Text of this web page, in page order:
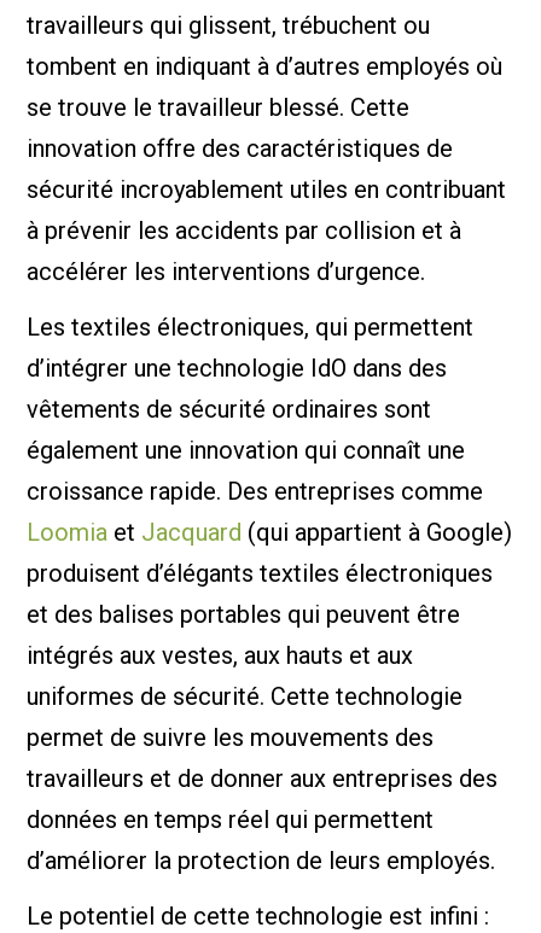
travailleurs qui glissent, trébuchent ou
tombent en indiquant à d’autres employés où
se trouve le travailleur blessé. Cette
innovation offre des caractéristiques de
sécurité incroyablement utiles en contribuant
à prévenir les accidents par collision et à
accélérer les interventions d’urgence.
Les textiles électroniques, qui permettent
d’intégrer une technologie IdO dans des
vêtements de sécurité ordinaires sont
également une innovation qui connaît une
croissance rapide. Des entreprises comme
Loomia et Jacquard (qui appartient à Google)
produisent d’élégants textiles électroniques
et des balises portables qui peuvent être
intégrés aux vestes, aux hauts et aux
uniformes de sécurité. Cette technologie
permet de suivre les mouvements des
travailleurs et de donner aux entreprises des
données en temps réel qui permettent
d’améliorer la protection de leurs employés.
Le potentiel de cette technologie est infini :